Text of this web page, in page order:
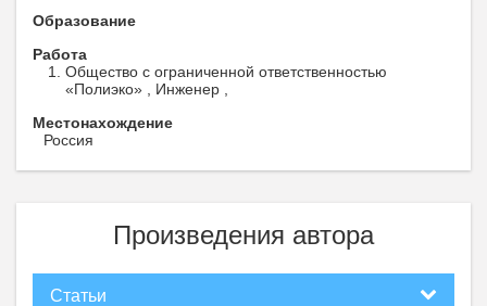
Образование
Работа
Общество с ограниченной ответственностью
«Полиэко» , Инженер ,
Местонахождение
Россия
Произведения автора
Статьи